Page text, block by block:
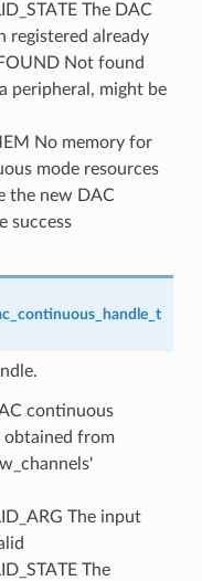
The DAC
registered already
Not found
peripheral, might be
No memory for
mode resources
the new DAC
success
continuous
obtained from
The input
The